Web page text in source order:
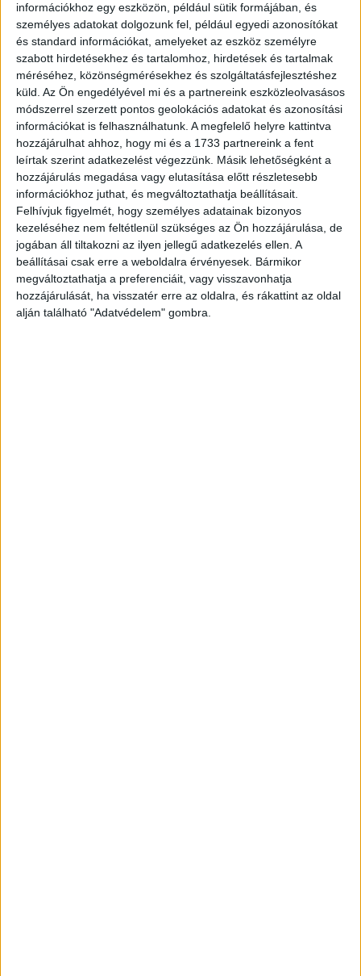
információkhoz egy eszközön, például sütik formájában, és
személyes adatokat dolgozunk fel, például egyedi azonosítókat
és standard információkat, amelyeket az eszköz személyre
szabott hirdetésekhez és tartalomhoz, hirdetések és tartalmak
méréséhez, közönségmérésekhez és szolgáltatásfejlesztéshez
küld. Az Ön engedélyével mi és a partnereink eszközleolvasásos
módszerrel szerzett pontos geolokációs adatokat és azonosítási
információkat is felhasználhatunk. A megfelelő helyre kattintva
hozzájárulhat ahhoz, hogy mi és a 1733 partnereink a fent
leírtak szerint adatkezelést végezzünk. Másik lehetőségként a
hozzájárulás megadása vagy elutasítása előtt részletesebb
információkhoz juthat, és megváltoztathatja beállításait.
Felhívjuk figyelmét, hogy személyes adatainak bizonyos
kezeléséhez nem feltétlenül szükséges az Ön hozzájárulása, de
jogában áll tiltakozni az ilyen jellegű adatkezelés ellen. A
beállításai csak erre a weboldalra érvényesek. Bármikor
megváltoztathatja a preferenciáit, vagy visszavonhatja
hozzájárulását, ha visszatér erre az oldalra, és rákattint az oldal
alján található "Adatvédelem" gombra.
Íme rengeteg kép a videóban: